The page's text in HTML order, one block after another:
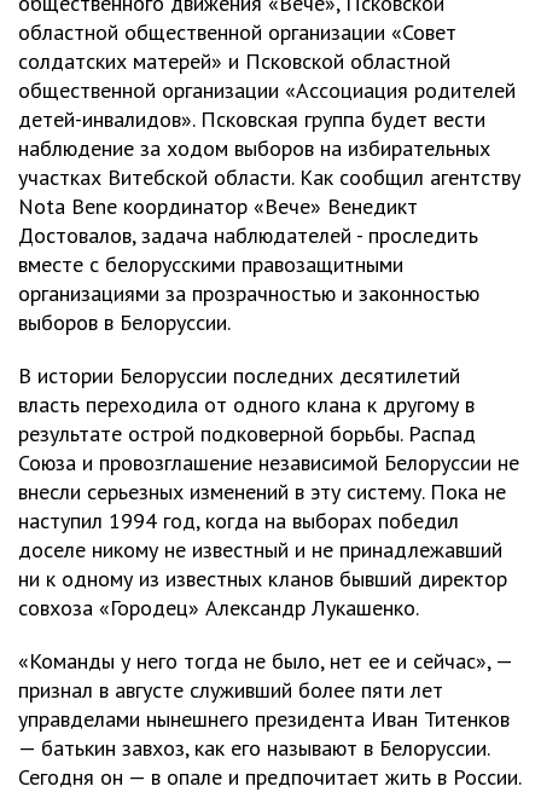
областной общественной организации «Совет
солдатских матерей» и Псковской областной
общественной организации «Ассоциация родителей
детей-инвалидов». Псковская группа будет вести
наблюдение за ходом выборов на избирательных
участках Витебской области. Как сообщил агентству
Nota Bene координатор «Вече» Венедикт
Достовалов, задача наблюдателей - проследить
вместе с белорусскими правозащитными
организациями за прозрачностью и законностью
выборов в Белоруссии.
В истории Белоруссии последних десятилетий
власть переходила от одного клана к другому в
результате острой подковерной борьбы. Распад
Союза и провозглашение независимой Белоруссии не
внесли серьезных изменений в эту систему. Пока не
наступил 1994 год, когда на выборах победил
доселе никому не известный и не принадлежавший
ни к одному из известных кланов бывший директор
совхоза «Городец» Александр Лукашенко.
«Команды у него тогда не было, нет ее и сейчас», —
признал в августе служивший более пяти лет
управделами нынешнего президента Иван Титенков
— батькин завхоз, как его называют в Белоруссии.
Сегодня он — в опале и предпочитает жить в России.